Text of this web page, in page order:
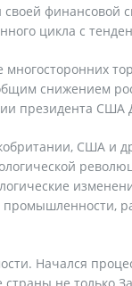
своей финансовой
цикла с
снижением
президента США
США и
Начался